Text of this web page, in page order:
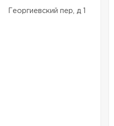
Георгиевский пер, д 1